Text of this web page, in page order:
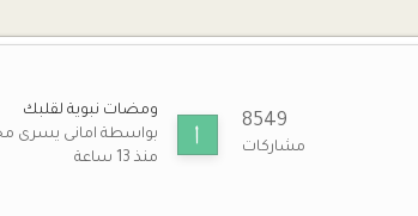
8549
مشاركات
ومضات نبوية لقلبك
بواسطة امانى يسرى
منذ 13 ساعة